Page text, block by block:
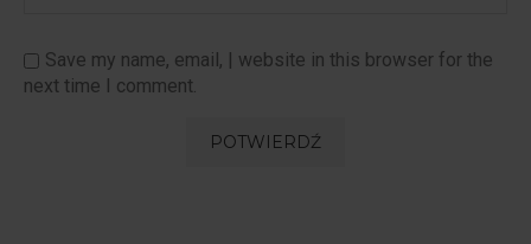
Save my name, email, | website in this browser for the
next time I comment.